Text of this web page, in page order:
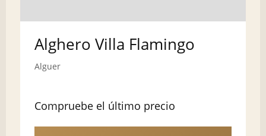
Alghero Villa Flamingo
Alguer
Compruebe el último precio